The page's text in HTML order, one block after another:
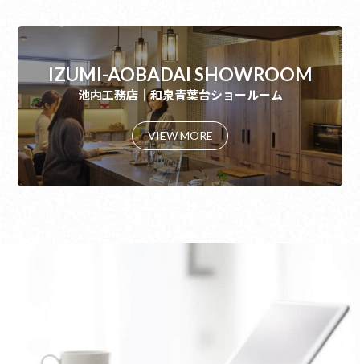
IZUMI-AOBADAI SHOWROOM
池内工務店｜和泉青葉台ショールーム
VIEW MORE